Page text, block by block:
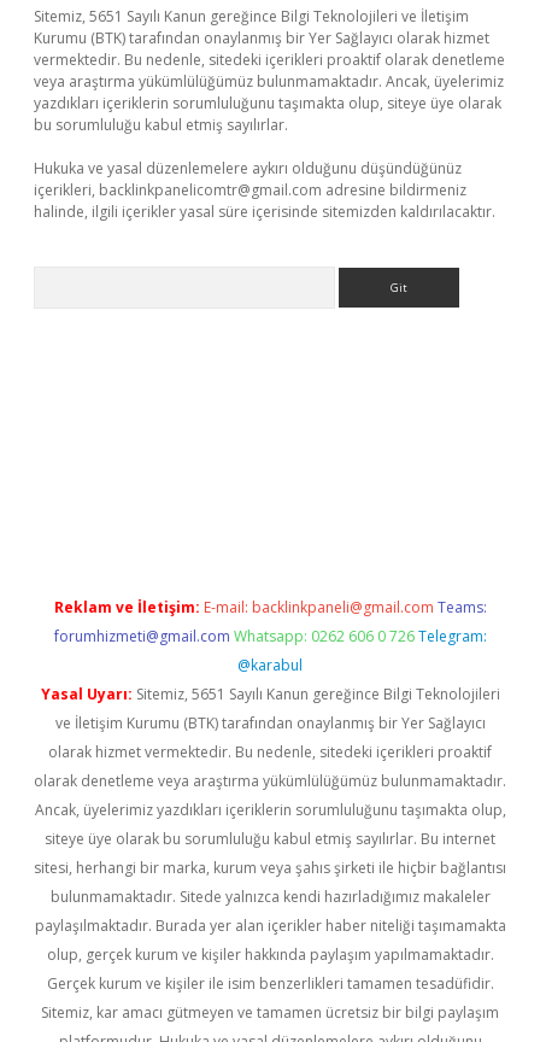
Sitemiz, 5651 Sayılı Kanun gereğince Bilgi Teknolojileri ve İletişim
Kurumu (BTK) tarafından onaylanmış bir Yer Sağlayıcı olarak hizmet
vermektedir. Bu nedenle, sitedeki içerikleri proaktif olarak denetleme
veya araştırma yükümlülüğümüz bulunmamaktadır. Ancak, üyelerimiz
yazdıkları içeriklerin sorumluluğunu taşımakta olup, siteye üye olarak
bu sorumluluğu kabul etmiş sayılırlar.
Hukuka ve yasal düzenlemelere aykırı olduğunu düşündüğünüz
içerikleri, backlinkpanelicomtr@gmail.com adresine bildirmeniz
halinde, ilgili içerikler yasal süre içerisinde sitemizden kaldırılacaktır.
Reklam ve İletişim: E-mail: backlinkpaneli@gmail.com Teams:
forumhizmeti@gmail.com Whatsapp: 0262 606 0 726 Telegram:
@karabul
Yasal Uyarı: Sitemiz, 5651 Sayılı Kanun gereğince Bilgi Teknolojileri
ve İletişim Kurumu (BTK) tarafından onaylanmış bir Yer Sağlayıcı
olarak hizmet vermektedir. Bu nedenle, sitedeki içerikleri proaktif
olarak denetleme veya araştırma yükümlülüğümüz bulunmamaktadır.
Ancak, üyelerimiz yazdıkları içeriklerin sorumluluğunu taşımakta olup,
siteye üye olarak bu sorumluluğu kabul etmiş sayılırlar. Bu internet
sitesi, herhangi bir marka, kurum veya şahıs şirketi ile hiçbir bağlantısı
bulunmamaktadır. Sitede yalnızca kendi hazırladığımız makaleler
paylaşılmaktadır. Burada yer alan içerikler haber niteliği taşımamakta
olup, gerçek kurum ve kişiler hakkında paylaşım yapılmamaktadır.
Gerçek kurum ve kişiler ile isim benzerlikleri tamamen tesadüfidir.
Sitemiz, kar amacı gütmeyen ve tamamen ücretsiz bir bilgi paylaşım